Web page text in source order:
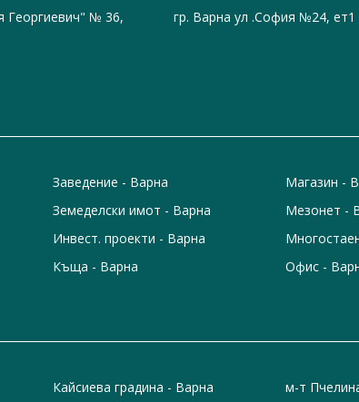
Георгиевич" № 36,
гр. Варна ул .София №24, ет1
Заведение - Варна
Земеделски имот - Варна
Инвест. проекти - Варна
Къща - Варна
Магазин -
Мезонет -
Офис -
Кайсиева градина - Варна м-т